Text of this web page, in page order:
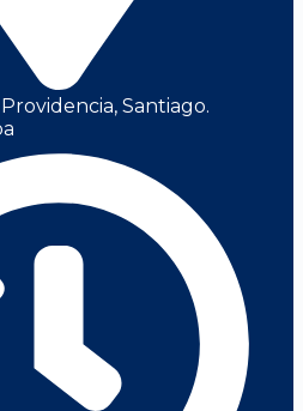
Santiago.